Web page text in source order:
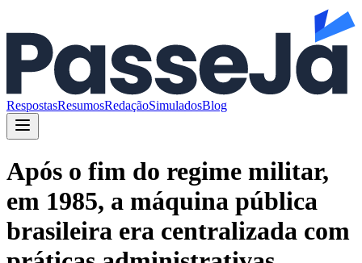
RespostasResumosRedaçãoSimuladosBlog
Após o fim do regime militar,
em 1985, a máquina pública
brasileira era centralizada com